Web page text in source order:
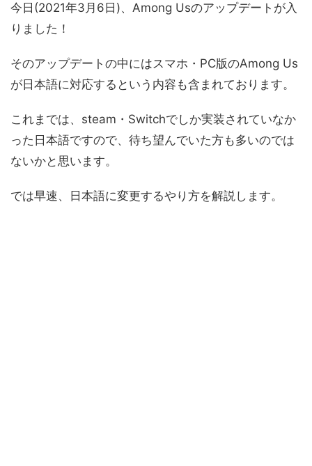
今日(2021年3月6日)、Among Usのアップデートが入
りました！
そのアップデートの中にはスマホ・PC版のAmong Us
が日本語に対応するという内容も含まれております。
これまでは、steam・Switchでしか実装されていなか
った日本語ですので、待ち望んでいた方も多いのでは
ないかと思います。
では早速、日本語に変更するやり方を解説します。